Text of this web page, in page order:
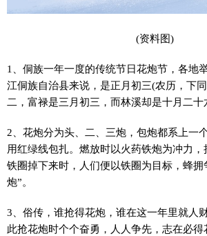
(资料图)
1、侗族一年一度的传统节日花炮节，各地
江侗族自治县来说，是正月初三(农历，下
二，富禄是三月初三，而林溪却是十月二十
2、花炮分为头、二、三炮，包炮都系上一
用红绿线包扎。燃放时以火药铁炮为冲力
铁圈掉下来时，人们便以铁圈为目标，蜂拥
炮”。
3、俗传，谁抢得花炮，谁在这一年里就人
此抢花炮时个个奋勇，人人争先，志在必得